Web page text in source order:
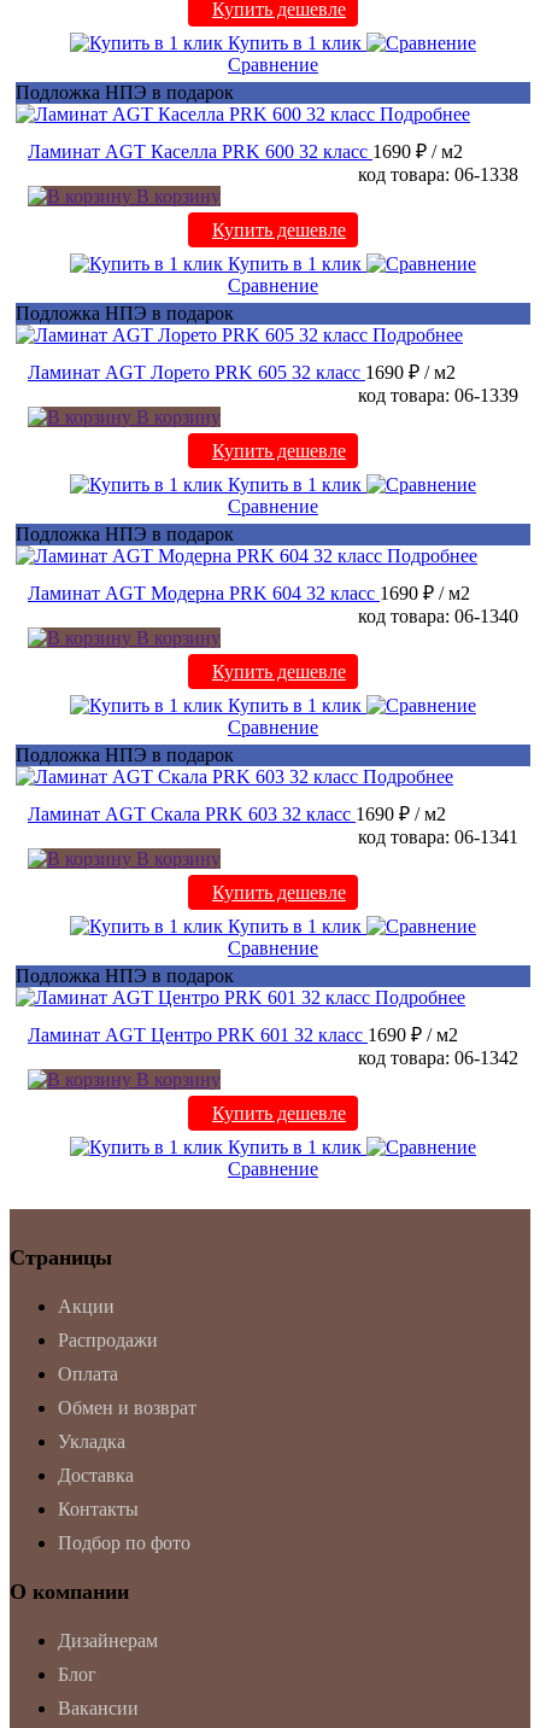
Купить дешевле
Купить в 1 клик
Сравнение
Подложка НПЭ в подарок
Подробнее
Ламинат AGT Каселла PRK 600 32 класс 1690 ₽ / м2
код товара: 06-1338
В корзину
Купить дешевле
Купить в 1 клик
Сравнение
Подложка НПЭ в подарок
Подробнее
Ламинат AGT Лорето PRK 605 32 класс 1690 ₽ / м2
код товара: 06-1339
В корзину
Купить дешевле
Купить в 1 клик
Сравнение
Подложка НПЭ в подарок
Подробнее
Ламинат AGT Модерна PRK 604 32 класс 1690 ₽ / м2
код товара: 06-1340
В корзину
Купить дешевле
Купить в 1 клик
Сравнение
Подложка НПЭ в подарок
Подробнее
Ламинат AGT Скала PRK 603 32 класс 1690 ₽ / м2
код товара: 06-1341
В корзину
Купить дешевле
Купить в 1 клик
Сравнение
Подложка НПЭ в подарок
Подробнее
Ламинат AGT Центро PRK 601 32 класс 1690 ₽ / м2
код товара: 06-1342
В корзину
Купить дешевле
Купить в 1 клик
Сравнение
Страницы
Акции
Распродажи
Оплата
Обмен и возврат
Укладка
Доставка
Контакты
Подбор по фото
О компании
Дизайнерам
Блог
Вакансии